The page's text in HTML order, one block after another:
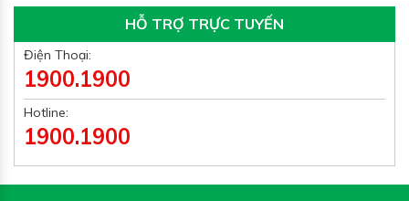
HỖ TRỢ TRỰC TUYẾN
Điện Thoại:
1900.1900
Hotline:
1900.1900